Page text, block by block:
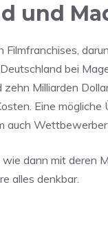
und
bei
Milliarden
Eine
auch
dann mit
alles denkbar.